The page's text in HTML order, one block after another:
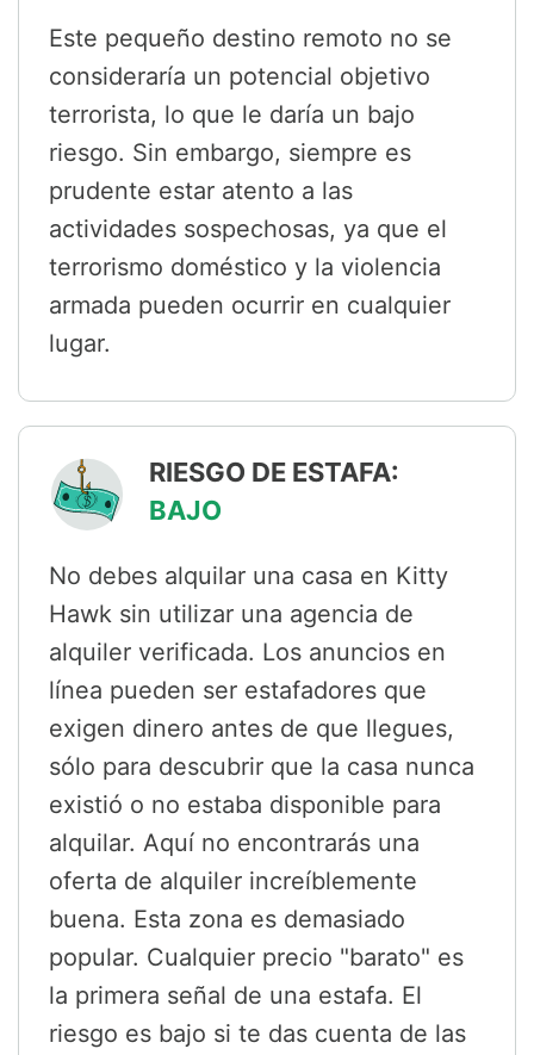
Este pequeño destino remoto no se
consideraría un potencial objetivo
terrorista, lo que le daría un bajo
riesgo. Sin embargo, siempre es
prudente estar atento a las
actividades sospechosas, ya que el
terrorismo doméstico y la violencia
armada pueden ocurrir en cualquier
lugar.
RIESGO DE ESTAFA:
BAJO
No debes alquilar una casa en Kitty
Hawk sin utilizar una agencia de
alquiler verificada. Los anuncios en
línea pueden ser estafadores que
exigen dinero antes de que llegues,
sólo para descubrir que la casa nunca
existió o no estaba disponible para
alquilar. Aquí no encontrarás una
oferta de alquiler increíblemente
buena. Esta zona es demasiado
popular. Cualquier precio "barato" es
la primera señal de una estafa. El
riesgo es bajo si te das cuenta de las